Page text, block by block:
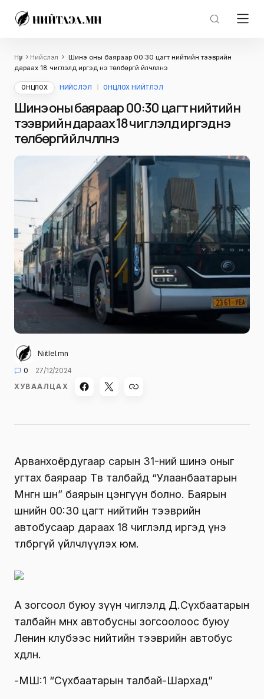
Нүүр Нийслэл
Шинэ оны баяраар 00:30 цагт нийтийн тээврийн
дараах 18 чиглэлд иргэд үнэ төлбөргүй үйлчлүүлнэ
ОНЦЛОХ НИЙСЛЭЛ ОНЦЛОХ НИЙТЛЭЛ
Шинэ оны баяраар 00:30 цагт нийтийн
тээврийн дараах 18 чиглэлд иргэд үнэ
төлбөргүй үйлчлүүлнэ
Niitlel.mn
0
27/12/2024
ХУВААЛЦАХ
Арванхоёрдугаар сарын 31-ний шинэ оныг
угтах баяраар Төв талбайд “Улаанбаатарын
Мөнгөн шөнө” баярын цэнгүүн болно. Баярын
шөнийн 00:30 цагт нийтийн тээврийн
автобусаар дараах 18 чиглэлд иргэд үнэ
төлбөргүй үйлчлүүлэх юм.
А зогсоол буюу зүүн чиглэлд Д.Сүхбаатарын
талбайн өмнөх автобусны зогсоолоос буюу
Ленин клубээс нийтийн тээврийн автобус
хөдөлнө.
-МШ:1 “Сүхбаатарын талбай-Шархад”